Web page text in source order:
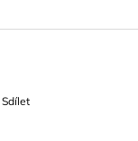
Sdílet